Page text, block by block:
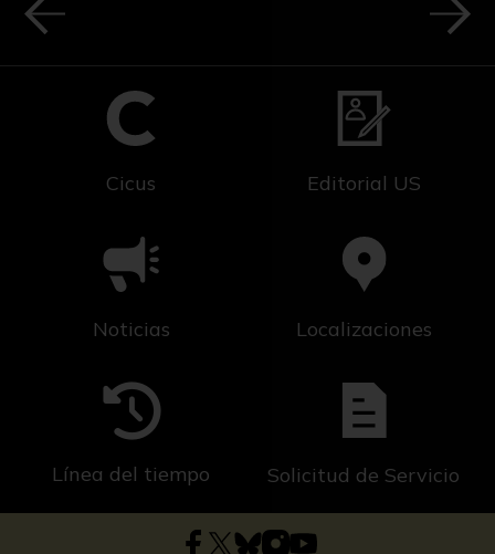
Cicus Editorial US
Noticias Localizaciones
Línea del tiempo Solicitud de Servicio